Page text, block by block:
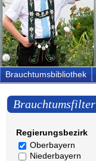
Brauchtumsbibliothek
Brauchtumsfilter
Regierungsbezirk
Oberbayern
Niederbayern